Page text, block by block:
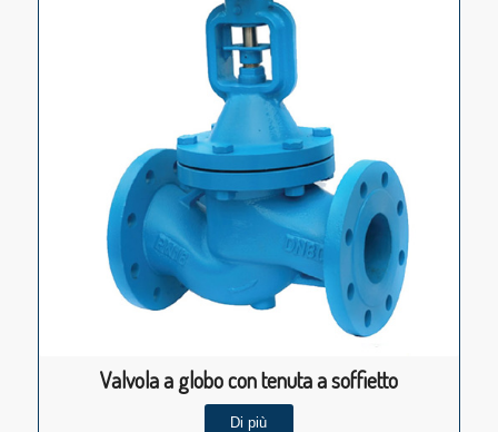
Valvola a globo con tenuta a soffietto
Di più